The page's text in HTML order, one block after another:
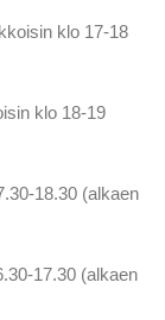
klo 17-18
klo 18-19
18.30 (alkaen
17.30 (alkaen